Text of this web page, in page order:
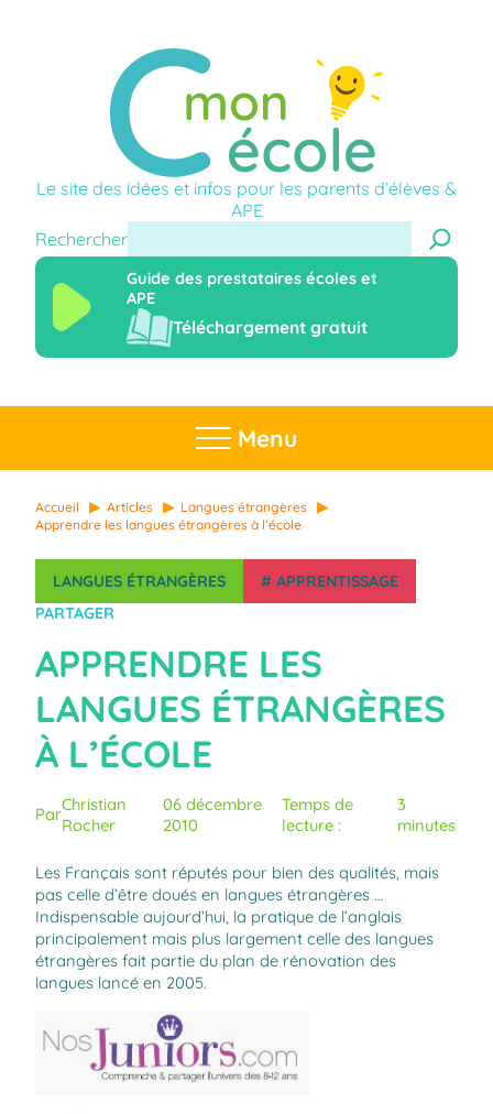
Le site des idées et infos pour les parents d’élèves &
APE
Rechercher
Guide des prestataires écoles et
APE
Téléchargement gratuit
Menu
Accueil Articles
Langues étrangères
Apprendre les langues étrangères à l’école
LANGUES ÉTRANGÈRES # APPRENTISSAGE
PARTAGER
APPRENDRE LES
LANGUES ÉTRANGÈRES
À L’ÉCOLE
ParChristian
Rocher
06 décembre
2010
Temps de
lecture :
3
minutes
Les Français sont réputés pour bien des qualités, mais
pas celle d’être doués en langues étrangères …
Indispensable aujourd’hui, la pratique de l’anglais
principalement mais plus largement celle des langues
étrangères fait partie du plan de rénovation des
langues lancé en 2005.